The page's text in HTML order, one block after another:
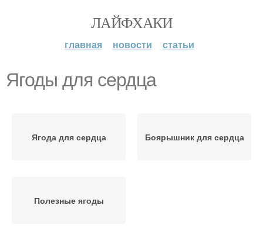
ЛАЙФХАКИ
главная новости статьи
Ягоды для сердца
Ягода для сердца Боярышник для сердца
Полезные ягоды